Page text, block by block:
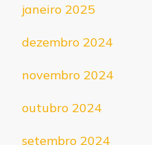
janeiro 2025
dezembro 2024
novembro 2024
outubro 2024
setembro 2024